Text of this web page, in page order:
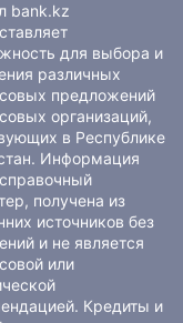
bank.kz
для выбора и
различных
предложений
организаций,
в Республике
Информация
получена из
источников без
и не является
или
Кредиты и